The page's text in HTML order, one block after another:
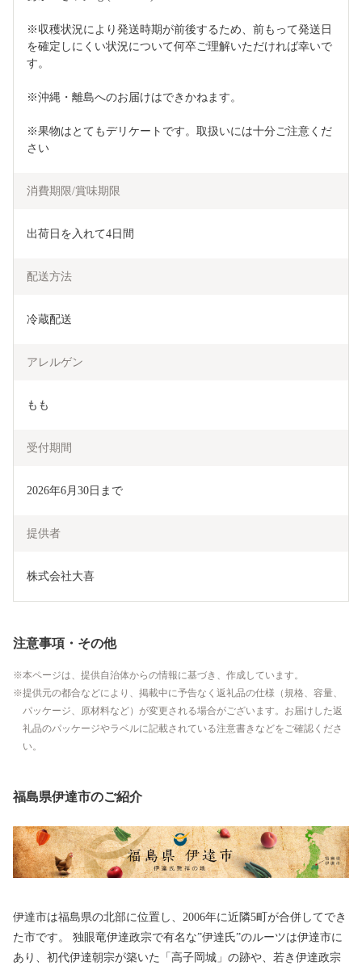
※収穫状況により発送時期が前後するため、前もって発送日
を確定しにくい状況について何卒ご理解いただければ幸いで
す。
※沖縄・離島へのお届けはできかねます。
※果物はとてもデリケートです。取扱いには十分ご注意くだ
さい
消費期限/賞味期限
出荷日を入れて4日間
配送方法
冷蔵配送
アレルゲン
もも
受付期間
2026年6月30日まで
提供者
株式会社大喜
注意事項・その他
本ページは、提供自治体からの情報に基づき、作成しています。
提供元の都合などにより、掲載中に予告なく返礼品の仕様（規格、容量、
パッケージ、原材料など）が変更される場合がございます。お届けした返
礼品のパッケージやラベルに記載されている注意書きなどをご確認くださ
い。
福島県伊達市のご紹介
伊達市は福島県の北部に位置し、2006年に近隣5町が合併してでき
た市です。 独眼竜伊達政宗で有名な”伊達氏”のルーツは伊達市に
あり、初代伊達朝宗が築いた「高子岡城」の跡や、若き伊達政宗